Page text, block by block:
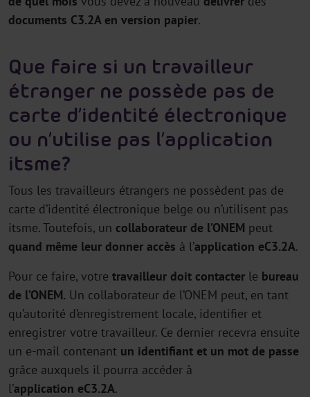
documents C3.2A en version papier.
Que faire si un travailleur
étranger ne possède pas de
carte d’identité électronique
ou n’utilise pas l’application
itsme ?
Tous les travailleurs étrangers ne possèdent pas de
carte d’identité électronique belge ou n’utilisent pas
itsme. Toutefois, un collaborateur de l’ONEM peut
quand même leur donner accès à l’application eC3.2A.
Pour ce faire, votre travailleur doit contacter le bureau
de l’ONEM. Un collaborateur de l’ONEM peut, en tant
qu’autorité d’enregistrement locale, identifier et
enregistrer votre travailleur. Ce dernier recevra ensuite
un e-mail contenant un identifiant et un mot de passe
grâce auxquels il pourra accéder à
l’application eC3.2A.